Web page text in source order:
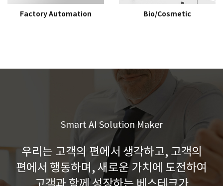
Factory Automation Bio/Cosmetic
Smart AI Solution Maker
우리는 고객의 편에서 생각하고, 고객의
편에서 행동하며,새로운 가치에 도전하여